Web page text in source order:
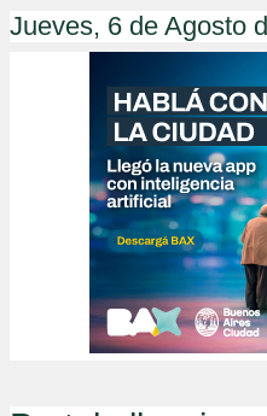
Jueves, 6 de Agosto